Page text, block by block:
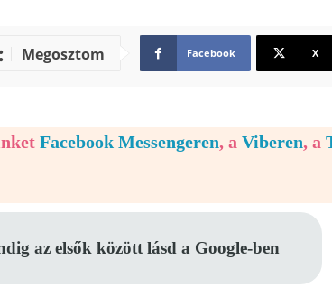
Megosztom Facebook X
Facebook Messengeren, a Viberen, a
az elsők között lásd a Google-ben